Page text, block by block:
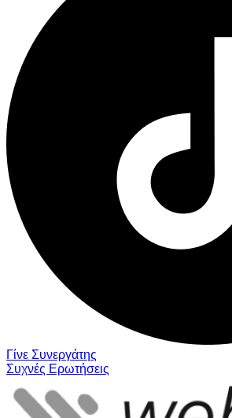
Γίνε Συνεργάτης
Συχνές Ερωτήσεις